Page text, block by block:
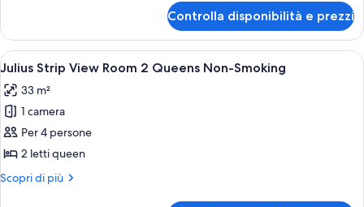
King
Non-
Smoking
Strip
View
Room
Non-
Smoking
Controlla disponibilità e prezzi
Apri
tutte
le
foto
per
Julius
Strip
View
Camera d'albergo con due letti, una
4
Julius Strip View Room 2 Queens Non-Smoking
33 m²
1 camera
Per 4 persone
2 letti queen
Scopri di più
Altri